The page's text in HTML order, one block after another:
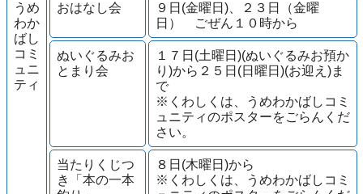
うめ
わか
ばし
コミ
ュニ
ティ
おはなし会
９日(金曜日)、２３日（金曜
日） ごぜん１０時から
ぬいぐるみお
とまり会
１７日(土曜日)(ぬいぐるみお預か
り)から２５日(日曜日)(お迎え)ま
で
※くわしくは、うめわかばしコミ
ュニティのポスターをごらんくだ
さい。
当たりくじつ
き「本の一本
８日(木曜日)から
※くわしくは、うめわかばしコミ